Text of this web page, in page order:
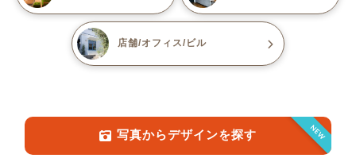
店舗/オフィス/ビル
NEW
写真からデザインを探す